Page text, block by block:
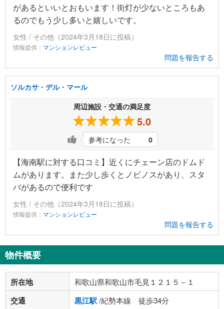
があるといいとおもいます！街灯が少ないところもあ
るのでもう少し多いと嬉しいです。
女性 / その他（2024年3月18日に投稿）
情報提供： マンションレビュー
問題を報告する
ソルカサ・デル・マール
周辺施設・交通の満足度
5.0
参考になった 0
【海南駅に対する口コミ】近くにチェーン店のドムド
ムがあります。また少し歩くとノビノスがあり、スタ
バがあるので便利です
女性 / その他（2024年3月18日に投稿）
情報提供： マンションレビュー
問題を報告する
物件概要
所在地 和歌山県和歌山市毛見１２１５－１
交通 黒江駅/紀勢本線 徒歩34分